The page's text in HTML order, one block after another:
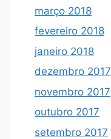
março 2018
fevereiro 2018
janeiro 2018
dezembro 2017
novembro 2017
outubro 2017
setembro 2017